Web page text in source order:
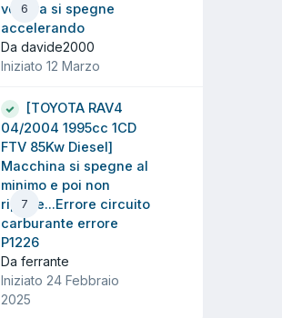
6
vettura si spegne
accelerando
Da davide2000
Iniziato 12 Marzo
7
[TOYOTA RAV4
04/2004 1995cc 1CD
FTV 85Kw Diesel]
Macchina si spegne al
minimo e poi non
riparte...Errore circuito
carburante errore
P1226
Da ferrante
Iniziato 24 Febbraio
2025